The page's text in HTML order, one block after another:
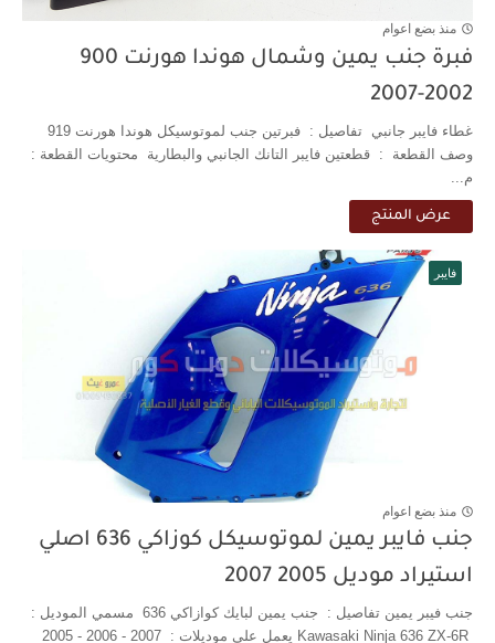
منذ بضع اعوام
فبرة جنب يمين وشمال هوندا هورنت 900
2002-2007
وصف القطعة : قطعتين فايبر التانك الجانبي والبطارية محتويات القطعة :
م...
عرض المنتج
فايبر
منذ بضع اعوام
جنب فايبر يمين لموتوسيكل كوزاكي 636 اصلي
استيراد موديل 2005 2007
جنب فيبر يمين تفاصيل : جنب يمين لبايك كوازاكي 636 مسمي الموديل :